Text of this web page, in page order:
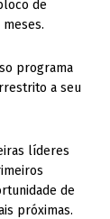
de
programa
a seu
líderes
de
próximas.